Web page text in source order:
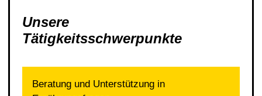
Unsere
Tätigkeitsschwerpunkte
Beratung und Unterstützung in